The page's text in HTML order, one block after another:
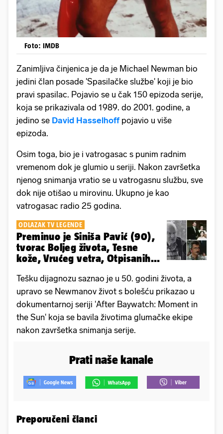
Foto: IMDB
Zanimljiva činjenica je da je Michael Newman bio
jedini član posade 'Spasilačke službe' koji je bio
pravi spasilac. Pojavio se u čak 150 epizoda serije,
koja se prikazivala od 1989. do 2001. godine, a
jedino se David Hasselhoffpojavio u više
epizoda.
Osim toga, bio je i vatrogasac s punim radnim
vremenom dok je glumio u seriji. Nakon završetka
njenog snimanja vratio se u vatrogasnu službu, sve
dok nije otišao u mirovinu. Ukupno je kao
vatrogasac radio 25 godina.
ODLAZAK TV LEGENDE
Preminuo je Siniša Pavić (90),
tvorac Boljeg života, Tesne
kože, Vrućeg vetra, Otpisanih...
Tešku dijagnozu saznao je u 50. godini života, a
upravo se Newmanov život s bolešću prikazao u
dokumentarnoj seriji 'After Baywatch: Moment in
the Sun' koja se bavila životima glumačke ekipe
nakon završetka snimanja serije.
Prati naše kanale
Preporučeni članci